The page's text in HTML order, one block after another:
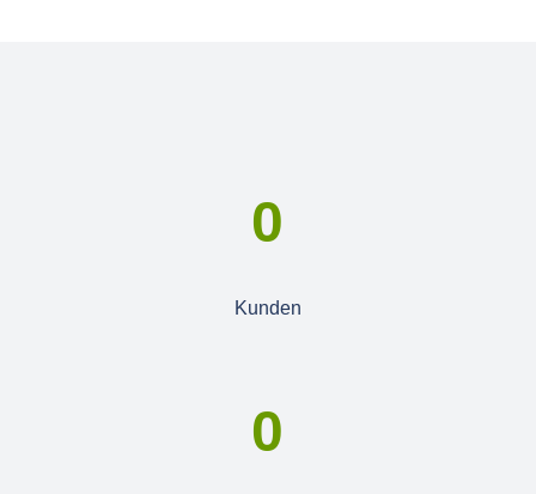
0
Kunden
0